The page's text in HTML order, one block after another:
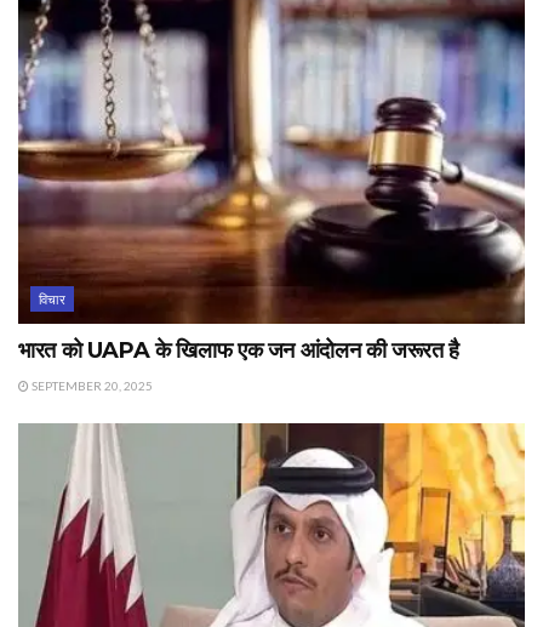
विचार
भारत को UAPA के खिलाफ एक जन आंदोलन की जरूरत है
SEPTEMBER 20, 2025